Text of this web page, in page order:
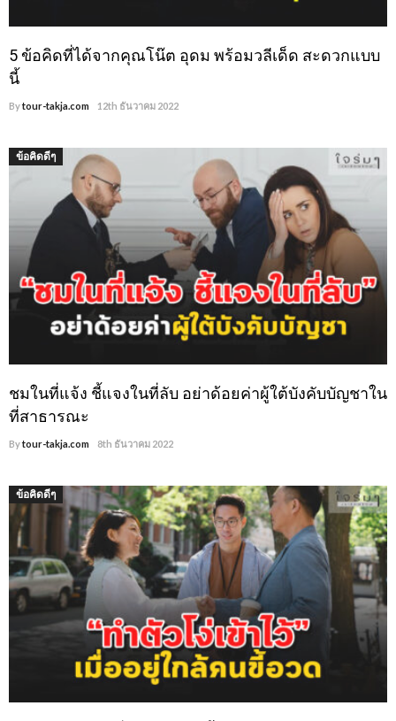
5 ข้อคิดที่ได้จากคุณโน๊ต อุดม พร้อมวลีเด็ด สะดวกแบบ
นี้
Bytour-takja.com 12th ธันวาคม 2022
ข้อคิดดีๆ
ชมในที่แจ้ง ชี้แจงในที่ลับ อย่าด้อยค่าผู้ใต้บังคับบัญชาใน
ที่สาธารณะ
Bytour-takja.com 8th ธันวาคม 2022
ข้อคิดดีๆ